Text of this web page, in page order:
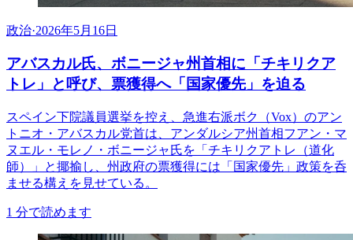
政治·2026年5月16日
アバスカル氏、ボニージャ州首相に「チキリクア
トレ」と呼び、票獲得へ「国家優先」を迫る
スペイン下院議員選挙を控え、急進右派ボク（Vox）のアン
トニオ・アバスカル党首は、アンダルシア州首相フアン・マ
ヌエル・モレノ・ボニージャ氏を「チキリクアトレ（道化
師）」と揶揄し、州政府の票獲得には「国家優先」政策を呑
ませる構えを見せている。
1 分で読めます